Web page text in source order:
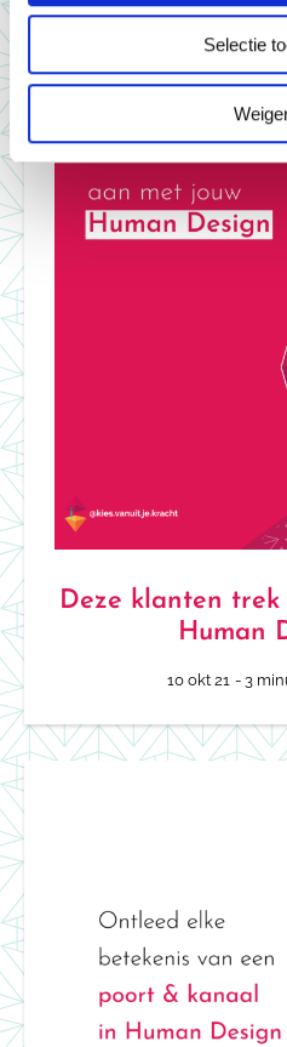
Selectie
Deze klanten
Human
10 okt 21 - 3